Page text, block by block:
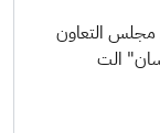
مجلس التعاون
الت